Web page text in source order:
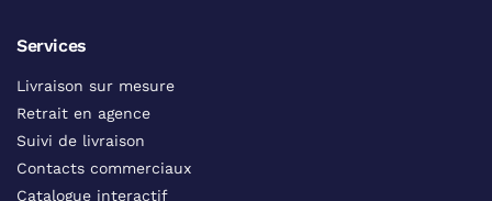
Services
Livraison sur mesure
Retrait en agence
Suivi de livraison
Contacts commerciaux
Catalogue interactif